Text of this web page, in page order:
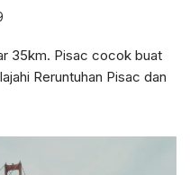
35km. Pisac cocok buat
Reruntuhan Pisac dan